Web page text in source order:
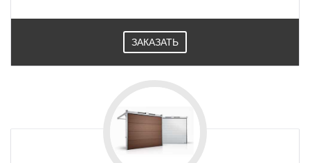
ЗАКАЗАТЬ